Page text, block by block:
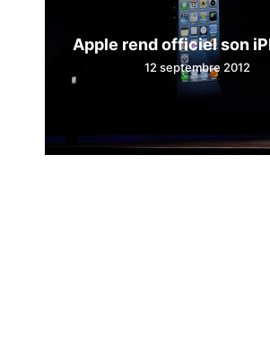
Apple rend officiel son
12 septembre 2012